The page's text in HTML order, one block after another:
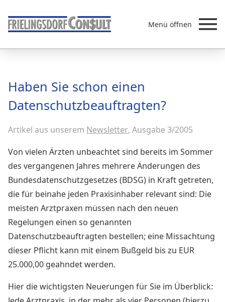
Menü öffnen
Beratung
Akademie
MVZ/Ärztenetze
Über uns
Newsletter & Presse
Haben Sie schon einen
Datenschutzbeauftragten?
Artikel aus unserem Newsletter, Ausgabe 3/2005
Von vielen Ärzten unbeachtet sind bereits im Sommer
des vergangenen Jahres mehrere Änderungen des
Bundesdatenschutzgesetzes (BDSG) in Kraft getreten,
die für beinahe jeden Praxisinhaber relevant sind: Die
meisten Arztpraxen müssen nach den neuen
Regelungen einen so genannten
Datenschutzbeauftragten bestellen; eine Missachtung
dieser Pflicht kann mit einem Bußgeld bis zu EUR
25.000,00 geahndet werden.
Hier die wichtigsten Neuerungen für Sie im Überblick: